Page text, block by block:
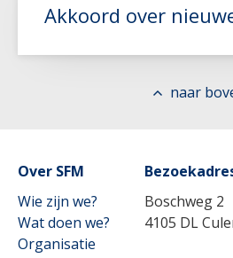
Lees meer
Akkoord over
Lees meer
naar
Over SFM
Wie zijn we?
Wat doen we?
Organisatie
Boschweg 2
4105 DL